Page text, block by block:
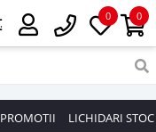
0
0
PROMOTII LICHIDARI STOC